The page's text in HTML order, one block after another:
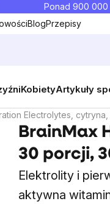
Ponad 900
BlogPrzepisy
KobietyArtykuły
Electrolytes,
BrainMax
30 porcji,
Elektrolity i
aktywna